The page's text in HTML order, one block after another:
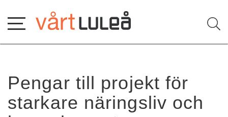
innehåll
Pengar till projekt för
starkare näringsliv och